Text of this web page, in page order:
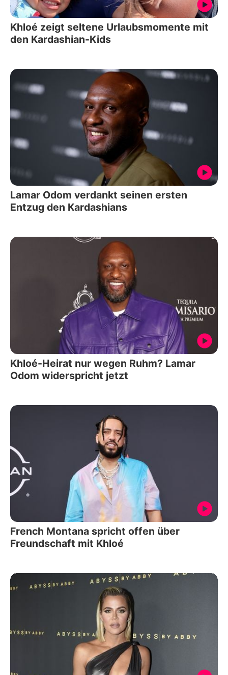
Khloé zeigt seltene Urlaubsmomente mit
den Kardashian-Kids
Lamar Odom verdankt seinen ersten
Entzug den Kardashians
Khloé-Heirat nur wegen Ruhm? Lamar
Odom widerspricht jetzt
French Montana spricht offen über
Freundschaft mit Khloé